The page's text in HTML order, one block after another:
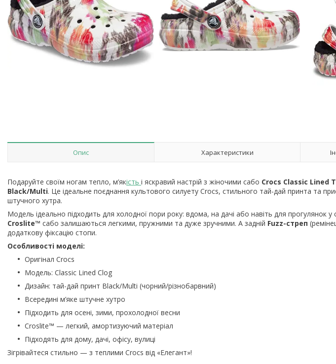
Опис Характеристики
Подаруйте своїм ногам тепло, м’якість і яскравий настрій з жіночими сабо Crocs Classic Lined
Black/Multi. Це ідеальне поєднання культового силуету Crocs, стильного тай-дай принта та
штучного хутра.
Модель ідеально підходить для холодної пори року: вдома, на дачі або навіть для прогулянок у
Croslite™ сабо залишаються легкими, пружними та дуже зручними. А задній Fuzz-стреп
додаткову фіксацію стопи.
Особливості моделі:
Оригінал Crocs
Модель: Classic Lined Clog
Дизайн: тай-дай принт Black/Multi (чорний/різнобарвний)
Всередині м’яке штучне хутро
Підходить для осені, зими, прохолодної весни
Croslite™ — легкий, амортизуючий матеріал
Підходять для дому, дачі, офісу, вулиці
Зігрівайтеся стильно — з теплими Crocs від «Елегант»!